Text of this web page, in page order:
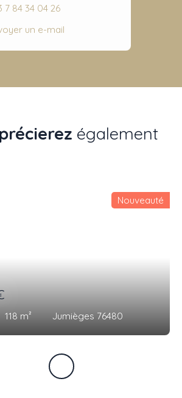
7 84 34 04 26
un e-mail
également
118 m² Jumièges 76480
Nouveauté